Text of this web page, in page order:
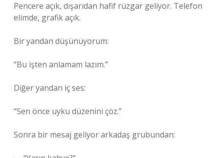
Pencere açık, dışarıdan hafif rüzgar geliyor. Telefon
elimde, grafik açık.
Bir yandan düşünüyorum:
“Bu işten anlamam lazım.”
Diğer yandan iç ses:
“Sen önce uyku düzenini çöz.”
Sonra bir mesaj geliyor arkadaş grubundan: